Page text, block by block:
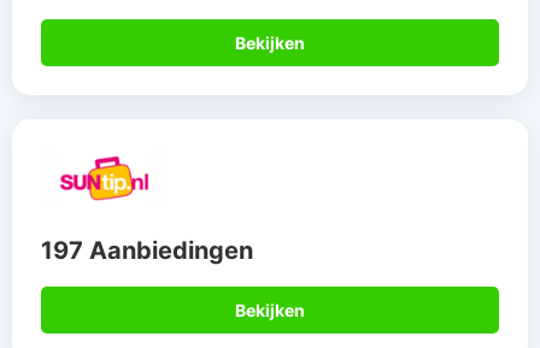
Bekijken
197 Aanbiedingen
Bekijken